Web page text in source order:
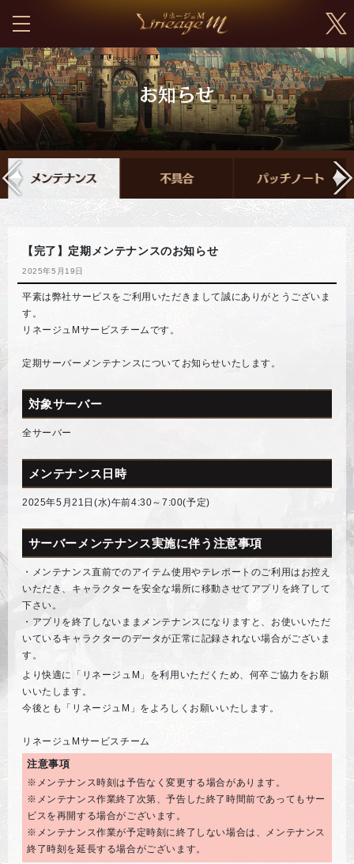
【完了】定期メンテナンスのお知らせ
2025年5月19日
平素は弊社サービスをご利用いただきまして誠にありがとうございま
す。
リネージュMサービスチームです。
定期サーバーメンテナンスについてお知らせいたします。
対象サーバー
全サーバー
メンテナンス日時
2025年5月21日(水)午前4:30～7:00(予定)
サーバーメンテナンス実施に伴う注意事項
・メンテナンス直前でのアイテム使用やテレポートのご利用はお控え
いただき、キャラクターを安全な場所に移動させてアプリを終了して
下さい。
・アプリを終了しないままメンテナンスになりますと、お使いいただ
いているキャラクターのデータが正常に記録されない場合がございま
す。
より快適に「リネージュM」を利用いただくため、何卒ご協力をお願
いいたします。
今後とも「リネージュM」をよろしくお願いいたします。
リネージュMサービスチーム
注意事項
※メンテナンス時刻は予告なく変更する場合があります。
※メンテナンス作業終了次第、予告した終了時間前であってもサー
ビスを再開する場合がございます。
※メンテナンス作業が予定時刻に終了しない場合は、メンテナンス
終了時刻を延長する場合がございます。